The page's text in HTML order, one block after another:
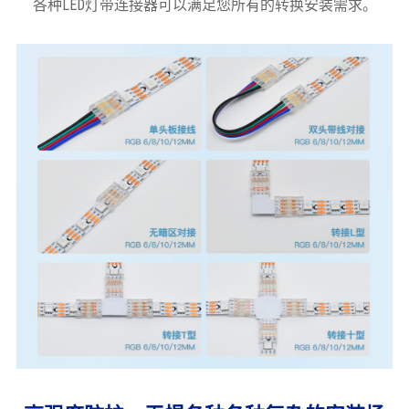
各种LED灯带连接器可以满足您所有的转换安装需求。